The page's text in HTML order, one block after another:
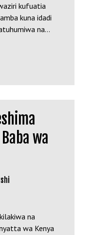
kufuatia
kuna idadi
na…
wa
na
wa Kenya